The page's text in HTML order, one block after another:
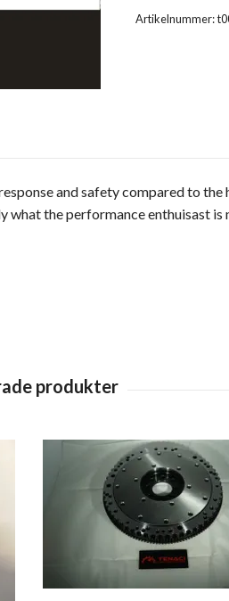
Artikelnummer:
and safety compared to
the performance enthuisast